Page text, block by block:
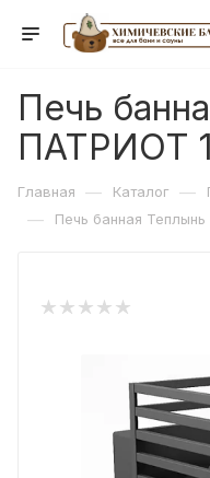
Печь
ПАТРИОТ
Главная — Каталог —
— Печь банная